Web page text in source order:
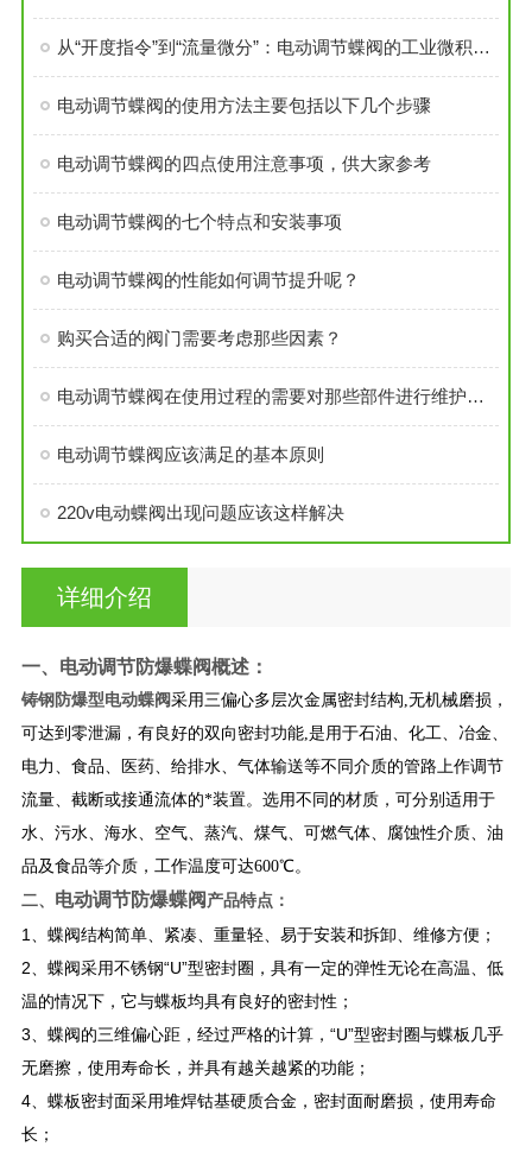
从“开度指令”到“流量微分”：电动调节蝶阀的工业微积分革命
电动调节蝶阀的使用方法主要包括以下几个步骤
电动调节蝶阀的四点使用注意事项，供大家参考
电动调节蝶阀的七个特点和安装事项
电动调节蝶阀的性能如何调节提升呢？
购买合适的阀门需要考虑那些因素？
电动调节蝶阀在使用过程的需要对那些部件进行维护和保养
电动调节蝶阀应该满足的基本原则
220v电动蝶阀出现问题应该这样解决
详细介绍
一、 电动调节防爆蝶阀概述：
铸钢防爆型电动蝶阀采用三偏心多层次金属密封结构,无机械磨损，
可达到零泄漏，有良好的双向密封功能,是用于石油、化工、冶金、
电力、食品、医药、给排水、气体输送等不同介质的管路上作调节
流量、截断或接通流体的*装置。选用不同的材质，可分别适用于
水、污水、海水、空气、蒸汽、煤气、可燃气体、腐蚀性介质、油
品及食品等介质，工作温度可达600℃。
二、 电动调节防爆蝶阀 产品特点：
1、蝶阀结构简单、紧凑、重量轻、易于安装和拆卸、维修方便；
2、蝶阀采用不锈钢“U”型密封圈，具有一定的弹性无论在高温、低
温的情况下，它与蝶板均具有良好的密封性；
3、蝶阀的三维偏心距，经过严格的计算，“U”型密封圈与蝶板几乎
无磨擦，使用寿命长，并具有越关越紧的功能；
4、蝶板密封面采用堆焊钴基硬质合金，密封面耐磨损，使用寿命
长；